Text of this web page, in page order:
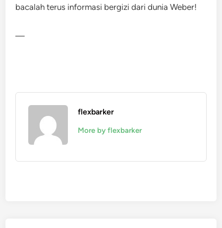
bacalah terus informasi bergizi dari dunia Weber!
—
flexbarker
More by flexbarker